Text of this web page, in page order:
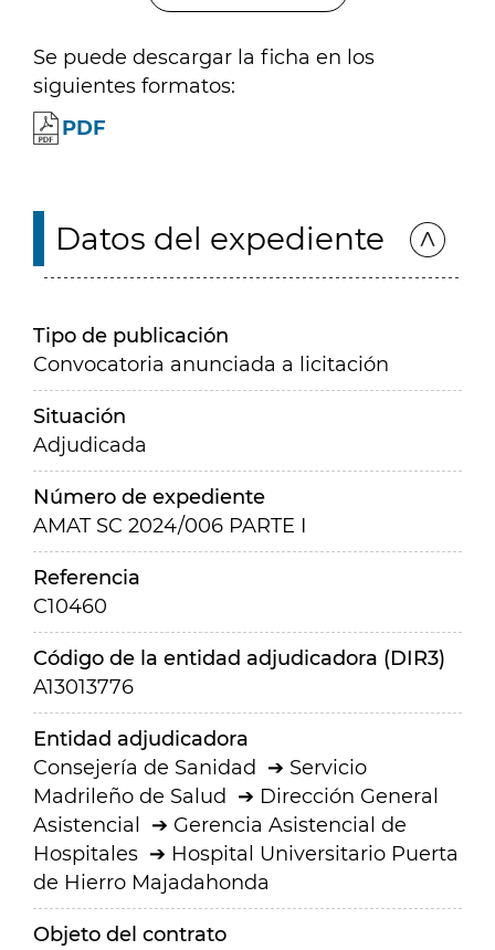
Se puede descargar la ficha en los
siguientes formatos:
PDF
Datos del expediente
Tipo de publicación
Convocatoria anunciada a licitación
Situación
Adjudicada
Número de expediente
AMAT SC 2024/006 PARTE I
Referencia
C10460
Código de la entidad adjudicadora (DIR3)
A13013776
Entidad adjudicadora
Consejería de Sanidad
Servicio
Madrileño de Salud
Dirección General
Asistencial
Gerencia Asistencial de
Hospitales
Hospital Universitario Puerta
de Hierro Majadahonda
Objeto del contrato